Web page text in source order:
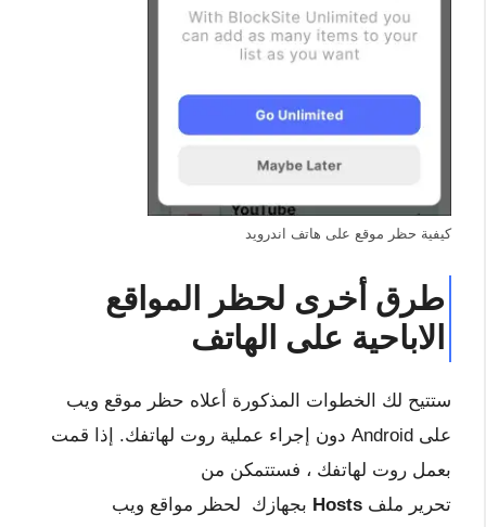
كيفية حظر موقع على هاتف اندرويد
طرق أخرى لحظر المواقع
الاباحية على الهاتف
ستتيح لك الخطوات المذكورة أعلاه حظر موقع ويب
على Android دون إجراء عملية روت لهاتفك. إذا قمت
بعمل روت لهاتفك ، فستتمكن من
تحرير ملف Hosts بجهازك لحظر مواقع ويب